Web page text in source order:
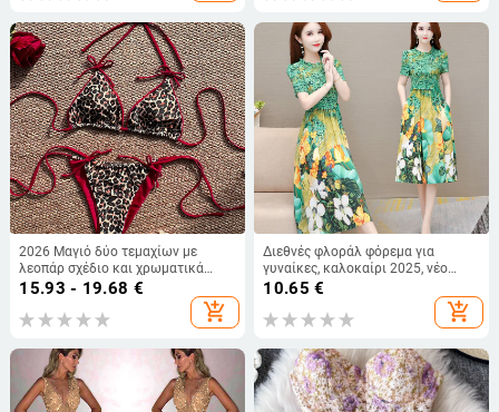
2026 Μαγιό δύο τεμαχίων με
λεοπάρ σχέδιο και χρωματικά
μπλοκ, γυναικείο, στυλ Ευρώπη-
Αμερική, με δέσιμο μπροστά
15.93 - 19.68 €
add_shopping_cart
Διεθνές φλοράλ φόρεμα για
γυναίκες, καλοκαίρι 2025, νέο
υψηλής ποιότητας κομψό φόρεμα
10.65 €
add_shopping_cart